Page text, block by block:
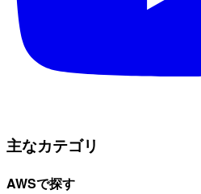
主なカテゴリ
AWSで探す